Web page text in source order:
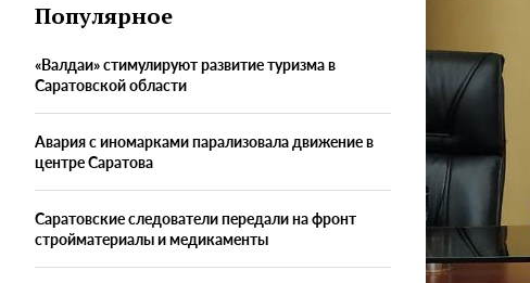
Популярное
«Валдаи» стимулируют развитие туризма в
Саратовской области
Авария с иномарками парализовала движение в
центре Саратова
Саратовские следователи передали на фронт
стройматериалы и медикаменты